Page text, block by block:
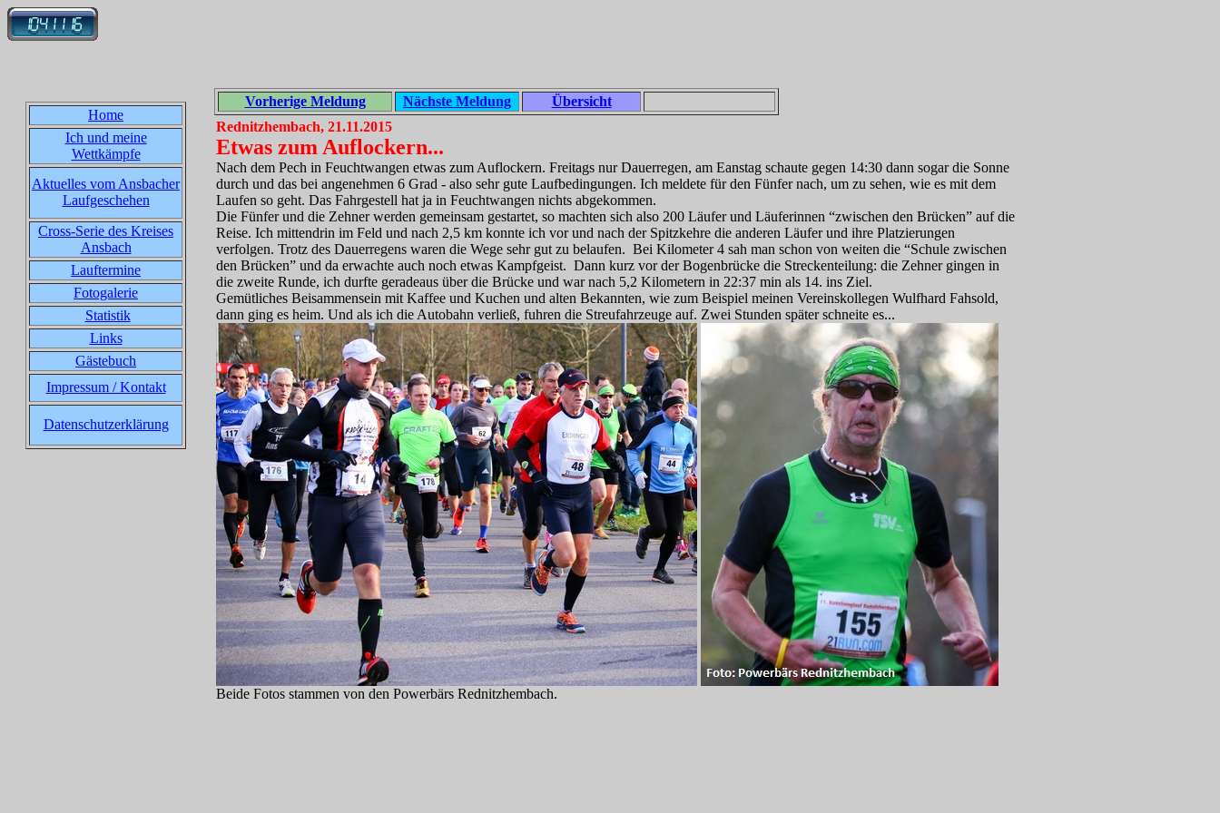
Home
Ich und meine
Wettkämpfe
Aktuelles vom Ansbacher
Laufgeschehen
Cross-Serie des Kreises
Ansbach
Lauftermine
Fotogalerie
Statistik
Links
Gästebuch
Impressum / Kontakt
Datenschutzerklärung
Vorherige Meldung Nächste Meldung
Übersicht
Rednitzhembach, 21.11.2015
Etwas zum Auflockern...
Nach dem Pech in Feuchtwangen etwas zum Auflockern. Freitags nur Dauerregen, am Eanstag schaute gegen 14:30 dann sogar die Sonne
durch und das bei angenehmen 6 Grad - also sehr gute Laufbedingungen. Ich meldete für den Fünfer nach, um zu sehen, wie es mit dem
Laufen so geht. Das Fahrgestell hat ja in Feuchtwangen nichts abgekommen.
Die Fünfer und die Zehner werden gemeinsam gestartet, so machten sich also 200 Läufer und Läuferinnen “zwischen den Brücken” auf die
Reise. Ich mittendrin im Feld und nach 2,5 km konnte ich vor und nach der Spitzkehre die anderen Läufer und ihre Platzierungen
verfolgen. Trotz des Dauerregens waren die Wege sehr gut zu belaufen. Bei Kilometer 4 sah man schon von weiten die “Schule zwischen
den Brücken” und da erwachte auch noch etwas Kampfgeist. Dann kurz vor der Bogenbrücke die Streckenteilung: die Zehner gingen in
die zweite Runde, ich durfte geradeaus über die Brücke und war nach 5,2 Kilometern in 22:37 min als 14. ins Ziel.
Gemütliches Beisammensein mit Kaffee und Kuchen und alten Bekannten, wie zum Beispiel meinen Vereinskollegen Wulfhard Fahsold,
dann ging es heim. Und als ich die Autobahn verließ, fuhren die Streufahrzeuge auf. Zwei Stunden später schneite es...
Beide Fotos stammen von den Powerbärs Rednitzhembach.